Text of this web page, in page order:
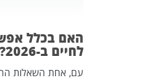
האם בכלל
לחיים ב-2026?
עם, אחת השאלות